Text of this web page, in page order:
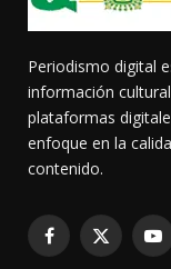
Periodismo digital
información
plataformas
enfoque en la
contenido.
Facebook
X